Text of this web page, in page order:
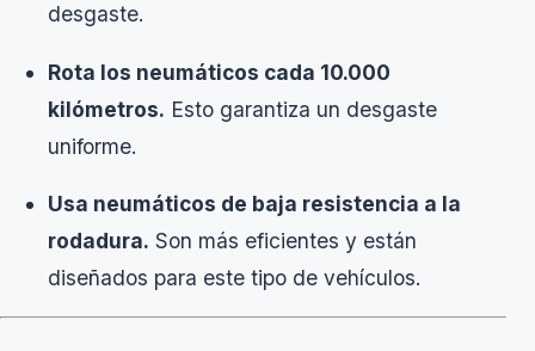
desgaste.
Rota los neumáticos cada 10.000
kilómetros. Esto garantiza un desgaste
uniforme.
Usa neumáticos de baja resistencia a la
rodadura. Son más eficientes y están
diseñados para este tipo de vehículos.